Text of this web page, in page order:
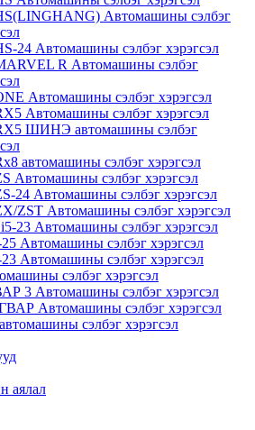
Автомашины сэлбэг
24 Автомашины сэлбэг хэрэгсэл
R Автомашины сэлбэг
Автомашины сэлбэг хэрэгсэл
Автомашины сэлбэг хэрэгсэл
ШИНЭ автомашины сэлбэг
автомашины сэлбэг хэрэгсэл
Автомашины сэлбэг хэрэгсэл
24 Автомашины сэлбэг хэрэгсэл
ZST Автомашины сэлбэг хэрэгсэл
23 Автомашины сэлбэг хэрэгсэл
Автомашины сэлбэг хэрэгсэл
Автомашины сэлбэг хэрэгсэл
сэлбэг хэрэгсэл
3 Автомашины сэлбэг хэрэгсэл
Автомашины сэлбэг хэрэгсэл
сэлбэг хэрэгсэл
аялал